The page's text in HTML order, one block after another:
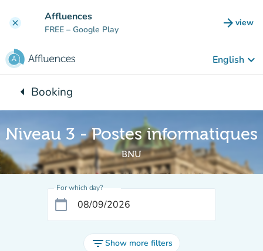
clear Affluences
FREE – Google Play arrow_forward view
(new
English keyboard_arrow_down
arrow_leftBack to:
Booking
Niveau 3 - Postes informatiques
BNU
For which day?
calendar_today
filter_listShow more filters